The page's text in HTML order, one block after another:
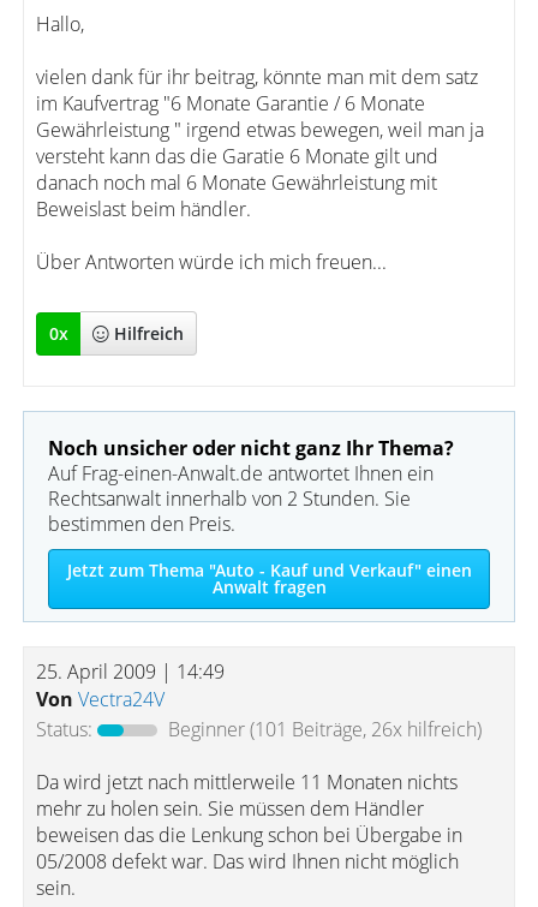
Hallo,
vielen dank für ihr beitrag, könnte man mit dem satz
im Kaufvertrag "6 Monate Garantie / 6 Monate
Gewährleistung " irgend etwas bewegen, weil man ja
versteht kann das die Garatie 6 Monate gilt und
danach noch mal 6 Monate Gewährleistung mit
Beweislast beim händler.
Über Antworten würde ich mich freuen...
0x Hilfreich
Noch unsicher oder nicht ganz Ihr Thema?
Auf Frag-einen-Anwalt.de antwortet Ihnen ein
Rechtsanwalt innerhalb von 2 Stunden. Sie
bestimmen den Preis.
Jetzt zum Thema "Auto - Kauf und Verkauf" einen
Anwalt fragen
25. April 2009 | 14:49
Von Vectra24V
Status:
Beginner(101 Beiträge, 26x hilfreich)
Da wird jetzt nach mittlerweile 11 Monaten nichts
mehr zu holen sein. Sie müssen dem Händler
beweisen das die Lenkung schon bei Übergabe in
05/2008 defekt war. Das wird Ihnen nicht möglich
sein.